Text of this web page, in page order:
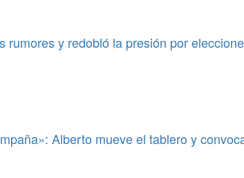
rumores y redobló la presión por
Alberto mueve el tablero y